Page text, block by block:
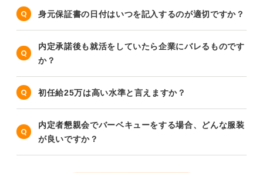
身元保証書の日付はいつを記入するのが適切ですか？
内定承諾後も就活をしていたら企業にバレるものです
か？
初任給25万は高い水準と言えますか？
内定者懇親会でバーベキューをする場合、どんな服装
が良いですか？